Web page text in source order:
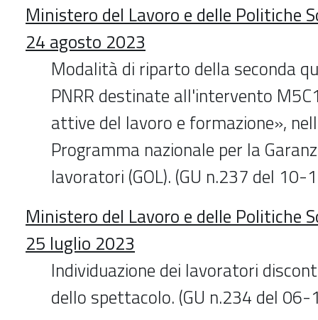
Ministero del Lavoro e delle Politiche
24 agosto 2023
Modalità di riparto della seconda
PNRR destinate all'intervento
attive del lavoro e formazione»,
Programma nazionale per la
lavoratori (GOL). (GU n.237 del
Ministero del Lavoro e delle Politiche
25 luglio 2023
Individuazione dei lavoratori
dello spettacolo. (GU n.234 del